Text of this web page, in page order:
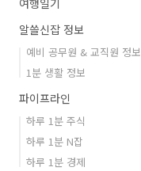
알쓸신잡 정보
예비 공무원 & 교직원 정보
1분 생활 정보
파이프라인
하루 1분 주식
하루 1분 N잡
하루 1분 경제